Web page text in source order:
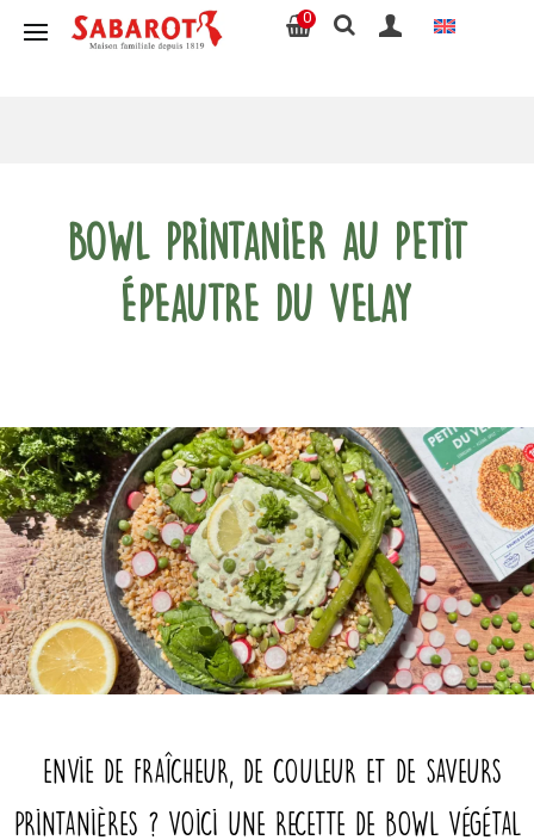
0
Bowl printanier au Petit
Épeautre du Velay
Envie de fraîcheur, de couleur et de saveurs
printanières ? Voici une recette de bowl végétal